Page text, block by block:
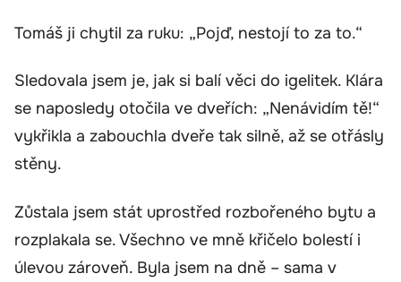
Tomáš ji chytil za ruku: „Pojď, nestojí to za to.“
Sledovala jsem je, jak si balí věci do igelitek. Klára
se naposledy otočila ve dveřích: „Nenávidím tě!“
vykřikla a zabouchla dveře tak silně, až se otřásly
stěny.
Zůstala jsem stát uprostřed rozbořeného bytu a
rozplakala se. Všechno ve mně křičelo bolestí i
úlevou zároveň. Byla jsem na dně – sama v